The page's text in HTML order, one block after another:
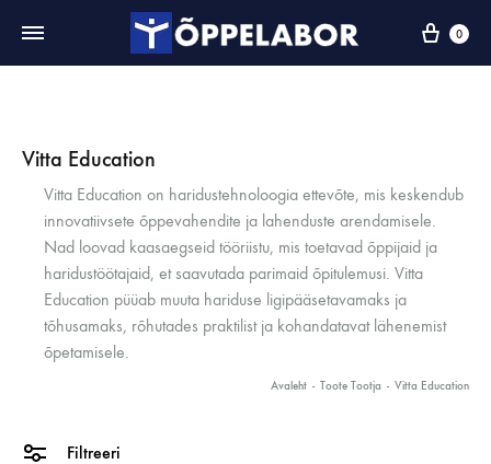
0
Vitta Education
Vitta Education on haridustehnoloogia ettevõte, mis keskendub
innovatiivsete õppevahendite ja lahenduste arendamisele.
Nad loovad kaasaegseid tööriistu, mis toetavad õppijaid ja
haridustöötajaid, et saavutada parimaid õpitulemusi. Vitta
Education püüab muuta hariduse ligipääsetavamaks ja
tõhusamaks, rõhutades praktilist ja kohandatavat lähenemist
õpetamisele.
Avaleht - Toote Tootja - Vitta Education
Filtreeri